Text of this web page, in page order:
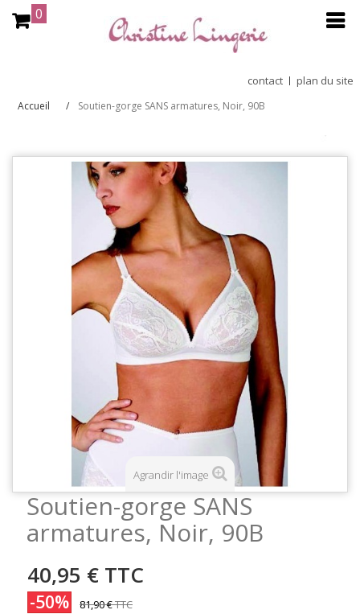
0
contact plan du site
Accueil Soutien-gorge SANS armatures, Noir, 90B
Agrandir l'image
Soutien-gorge SANS
armatures, Noir, 90B
40,95 € TTC
-50% 81,90 €TTC